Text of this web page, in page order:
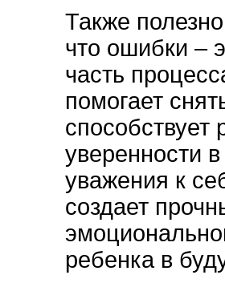
Также
что ошибки –
часть
помогает
способствует
уверенности
уважения к
создает
ребенка в